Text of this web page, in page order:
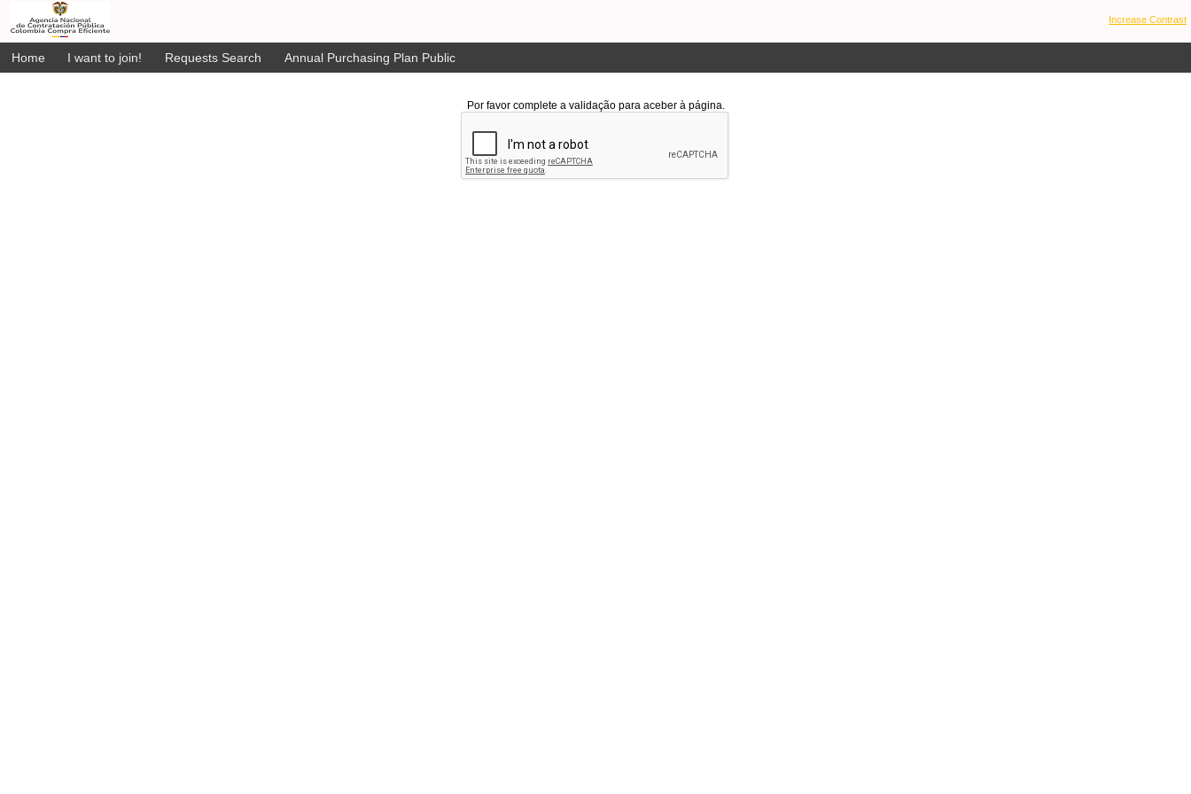
Increase Contrast
Home I want to join! Requests Search Annual Purchasing Plan Public
Por favor complete a validação para aceber à página.